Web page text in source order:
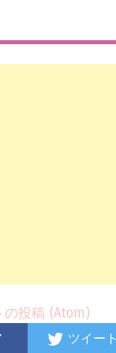
の投稿 (Atom)
ツイート